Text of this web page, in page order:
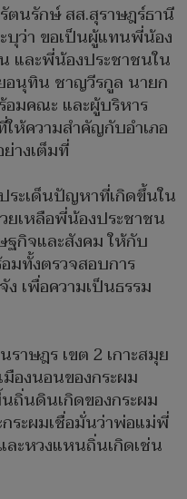
นรักษ์ สส.สุราษฎร์ธานี
บุว่า ขอเป็นผู้แทนพี่น้อง
น และพี่น้องประชาชนใน
นุทิน ชาญวีรกูล นายก
มคณะ และผู้บริหาร
ห้ความสำคัญกับอำเภอ
ย่างเต็มที่
ะเด็นปัญหาที่เกิดขึ้นใน
ยเหลือพี่น้องประชาชน
ฐกิจและสังคม ให้กับ
มทั้งตรวจสอบการ
ง เพื่อความเป็นธรรม
าษฎร เขต 2 เกาะสมุย
องนอนของกระผม
ถิ่นดินเกิดของกระผม
ระผมเชื่อมั่นว่าพ่อแม่พี่
ะหวงแหนถิ่นเกิดเช่น